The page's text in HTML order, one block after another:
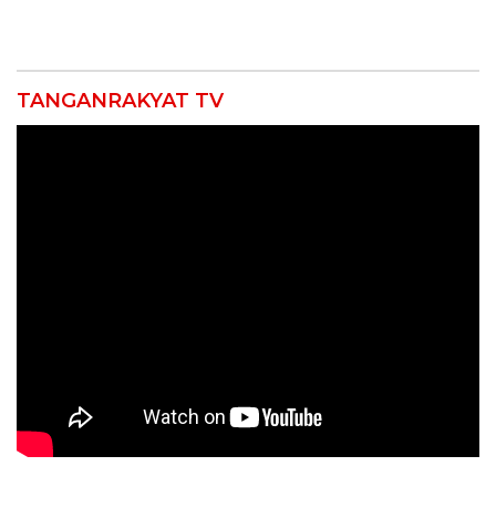
TANGANRAKYAT TV